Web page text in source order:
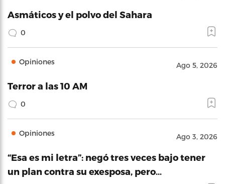
Asmáticos y el polvo del Sahara
0
Opiniones Ago 5, 2026
Terror a las 10 AM
0
Opiniones Ago 3, 2026
“Esa es mi letra”: negó tres veces bajo tener
un plan contra su exesposa, pero…